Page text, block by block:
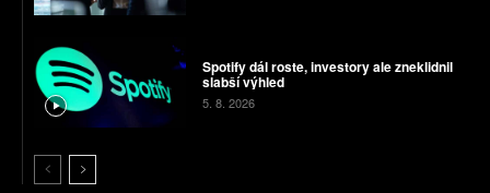
Spotify dál roste, investory ale zneklidnil
slabší výhled
5. 8. 2026